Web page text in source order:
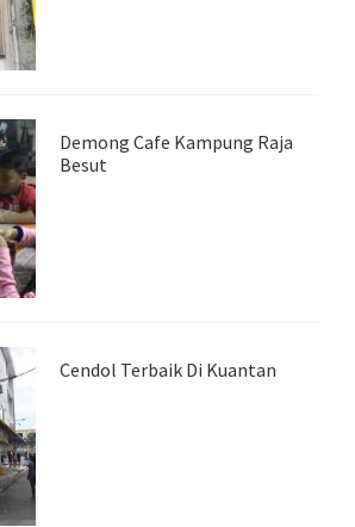
Demong Cafe Kampung Raja
Besut
Cendol Terbaik Di Kuantan